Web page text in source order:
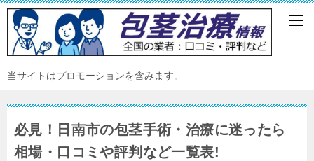
当サイトはプロモーションを含みます。
必見！日南市の包茎手術・治療に迷ったら
相場・口コミや評判など一覧表!